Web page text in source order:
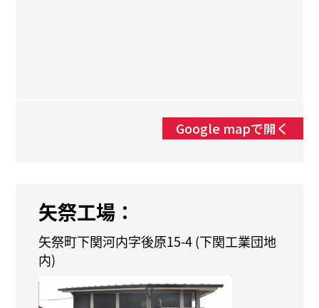
Google mapで開く
矢祭工場：
矢祭町下関河内字後原15-4 (下関工業団地
内)